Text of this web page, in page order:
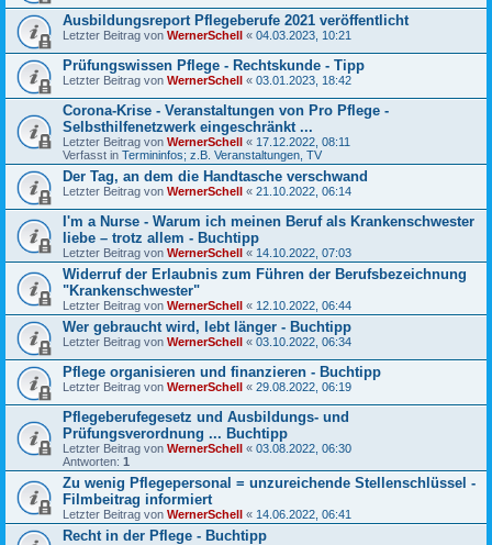
Ausbildungsreport Pflegeberufe 2021 veröffentlicht
Letzter Beitrag von WernerSchell « 04.03.2023, 10:21
Prüfungswissen Pflege - Rechtskunde - Tipp
Letzter Beitrag von WernerSchell « 03.01.2023, 18:42
Corona-Krise - Veranstaltungen von Pro Pflege -
Selbsthilfenetzwerk eingeschränkt ...
Letzter Beitrag von WernerSchell « 17.12.2022, 08:11
Verfasst in Termininfos; z.B. Veranstaltungen, TV
Der Tag, an dem die Handtasche verschwand
Letzter Beitrag von WernerSchell « 21.10.2022, 06:14
I'm a Nurse - Warum ich meinen Beruf als Krankenschwester
liebe – trotz allem - Buchtipp
Letzter Beitrag von WernerSchell « 14.10.2022, 07:03
Widerruf der Erlaubnis zum Führen der Berufsbezeichnung
"Krankenschwester"
Letzter Beitrag von WernerSchell « 12.10.2022, 06:44
Wer gebraucht wird, lebt länger - Buchtipp
Letzter Beitrag von WernerSchell « 03.10.2022, 06:34
Pflege organisieren und finanzieren - Buchtipp
Letzter Beitrag von WernerSchell « 29.08.2022, 06:19
Pflegeberufegesetz und Ausbildungs- und
Prüfungsverordnung ... Buchtipp
Letzter Beitrag von WernerSchell « 03.08.2022, 06:30
Antworten: 1
Zu wenig Pflegepersonal = unzureichende Stellenschlüssel -
Filmbeitrag informiert
Letzter Beitrag von WernerSchell « 14.06.2022, 06:41
Recht in der Pflege - Buchtipp